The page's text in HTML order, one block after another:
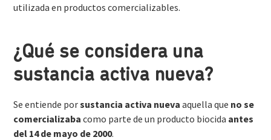
utilizada en productos comercializables.
¿Qué se considera una
sustancia activa nueva?
Se entiende porsustancia activa nueva aquella que no se
comercializaba como parte de un producto biocida antes
del 14 de mayo de 2000.